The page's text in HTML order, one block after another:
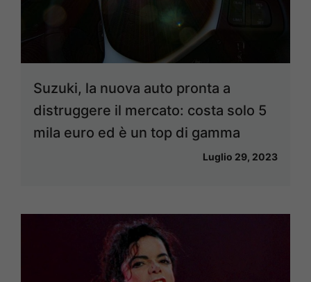
Suzuki, la nuova auto pronta a
distruggere il mercato: costa solo 5
mila euro ed è un top di gamma
Luglio 29, 2023